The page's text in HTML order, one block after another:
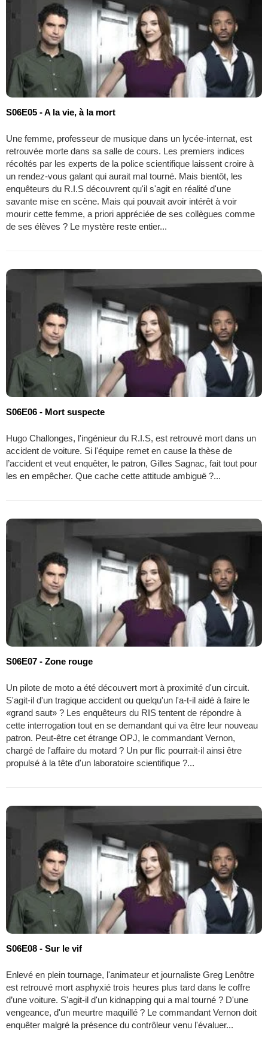
S06E05 - A la vie, à la mort
Une femme, professeur de musique dans un lycée-internat, est
retrouvée morte dans sa salle de cours. Les premiers indices
récoltés par les experts de la police scientifique laissent croire à
un rendez-vous galant qui aurait mal tourné. Mais bientôt, les
enquêteurs du R.I.S découvrent qu'il s'agit en réalité d'une
savante mise en scène. Mais qui pouvait avoir intérêt à voir
mourir cette femme, a priori appréciée de ses collègues comme
de ses élèves ? Le mystère reste entier...
S06E06 - Mort suspecte
Hugo Challonges, l'ingénieur du R.I.S, est retrouvé mort dans un
accident de voiture. Si l'équipe remet en cause la thèse de
l’accident et veut enquêter, le patron, Gilles Sagnac, fait tout pour
les en empêcher. Que cache cette attitude ambiguë ?...
S06E07 - Zone rouge
Un pilote de moto a été découvert mort à proximité d'un circuit.
S'agit-il d'un tragique accident ou quelqu'un l'a-t-il aidé à faire le
«grand saut» ? Les enquêteurs du RIS tentent de répondre à
cette interrogation tout en se demandant qui va être leur nouveau
patron. Peut-être cet étrange OPJ, le commandant Vernon,
chargé de l'affaire du motard ? Un pur flic pourrait-il ainsi être
propulsé à la tête d'un laboratoire scientifique ?...
S06E08 - Sur le vif
Enlevé en plein tournage, l'animateur et journaliste Greg Lenôtre
est retrouvé mort asphyxié trois heures plus tard dans le coffre
d’une voiture. S'agit-il d'un kidnapping qui a mal tourné ? D'une
vengeance, d'un meurtre maquillé ? Le commandant Vernon doit
enquêter malgré la présence du contrôleur venu l'évaluer...